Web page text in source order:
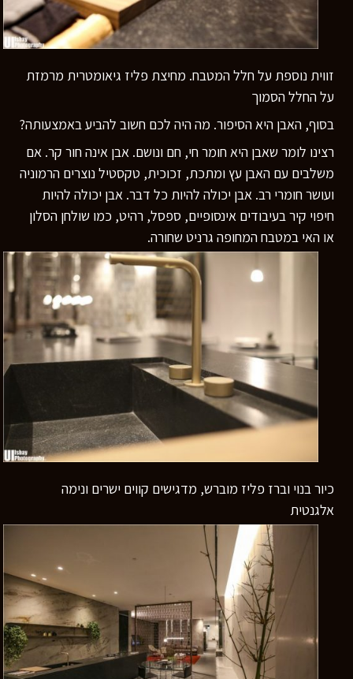
זווית נוספת על חלל המטבח. מחיצת פליז גיאומטרית מרמזת
על החלל הסמוך
בסוף, האבן היא הסיפור. מה היה לכם חשוב להביע באמצעותה?
רצינו לומר שאבן היא חומר חי, חם ונושם. אבן אינה חור קר. אם
משלבים עם האבן עץ ומתכת, זכוכית, טקסטיל נוצרים הרמוניה
ועושר חומרי רב. אבן יכולה להיות כל דבר. אבן יכולה להיות
חיפוי קיר בעיבודים אינסופיים, ספסל, רהיט, כמו שולחן הסלון
או האי במטבח המחופה גרניט שחורה.
כיור בנוי וברז פליז מוברש, מדגישים קווים ישרים ונימה
אלגנטית